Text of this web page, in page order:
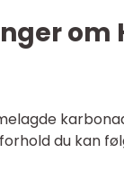
om
du kan